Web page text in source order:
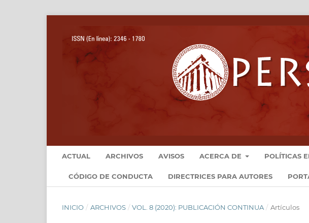
ACTUAL ARCHIVOS AVISOS ACERCA DE POLÍTICAS
CÓDIGO DE CONDUCTA DIRECTRICES PARA AUTORES
INICIO / ARCHIVOS / VOL. 8 (2020): PUBLICACIÓN CONTINUA / Artículos